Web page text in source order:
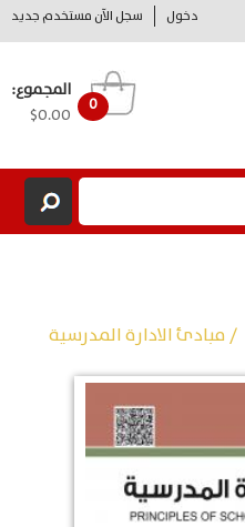
دخول سجل الآن مستخدم جديد
0
المجموع:
$0.00
/ مبادئ الادارة المدرسية